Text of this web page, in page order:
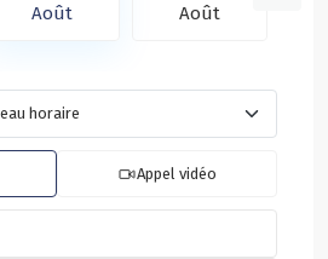
Août Août
Appel vidéo